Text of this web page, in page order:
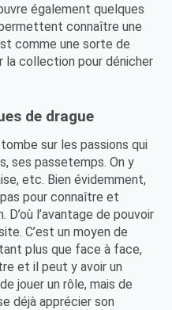
également quelques
connaître une
comme une sorte de
collection pour dénicher
de drague
sur les passions qui
ses passetemps. On y
etc. Bien évidemment,
pour connaître et
D’où l’avantage de pouvoir
C’est un moyen de
plus que face à face,
et il peut y avoir un
jouer un rôle, mais de
déjà apprécier son